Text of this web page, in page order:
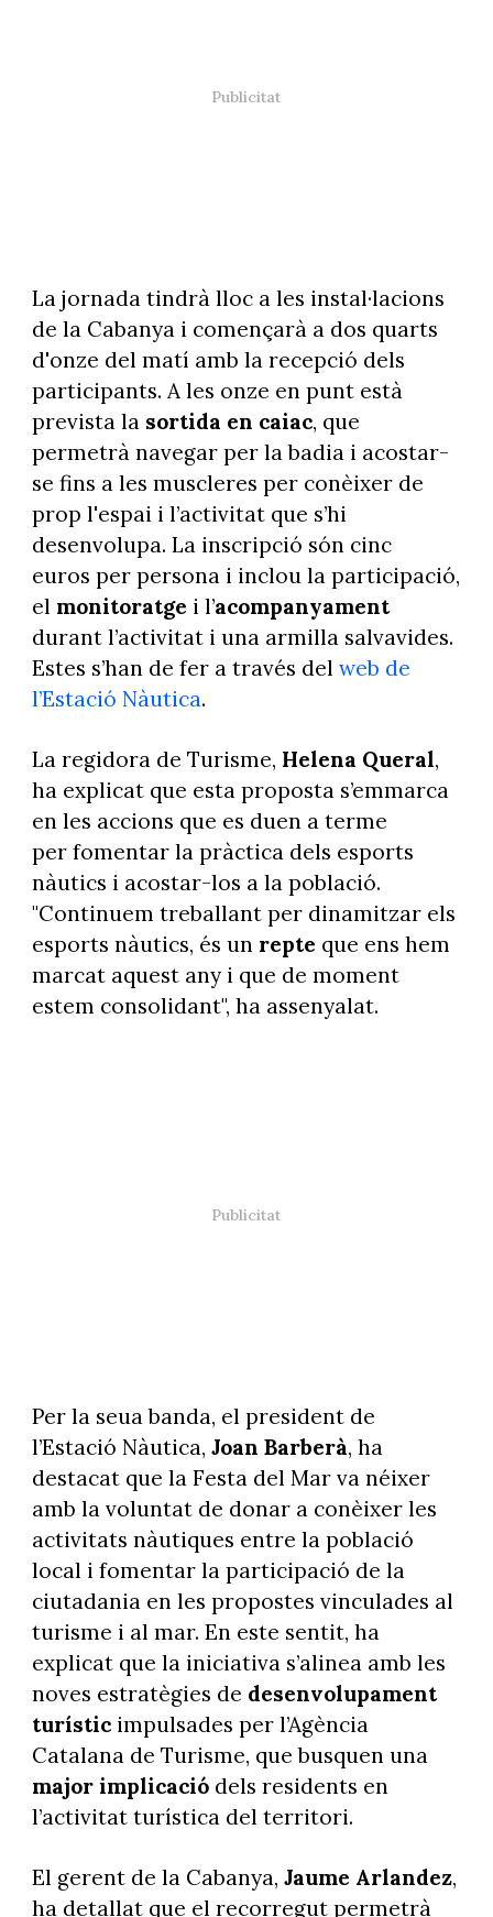
La jornada tindrà lloc a les instal·lacions
de la Cabanya i començarà a dos quarts
d'onze del matí amb la recepció dels
participants. A les onze en punt està
prevista lasortida en caiac, que
permetrà navegar per la badia i acostar-
se fins a les muscleres per conèixer de
prop l'espai i l’activitat que s’hi
desenvolupa. La inscripció són cinc
euros per persona i inclou la participació,
el monitoratge i l’acompanyament
durant l’activitat i una armilla salvavides.
Estes s’han de fer a través del web de
l’Estació Nàutica.
La regidora de Turisme, Helena Queral,
ha explicat que esta proposta s’emmarca
en les accions que es duen a terme
per fomentar la pràctica dels esports
nàutics i acostar-los a la població.
"Continuem treballant per dinamitzar els
esports nàutics, és un repte que ens hem
marcat aquest any i que de moment
estem consolidant", ha assenyalat.
Per la seua banda, el president de
l’Estació Nàutica, Joan Barberà, ha
destacat que la Festa del Mar va néixer
amb la voluntat de donar a conèixer les
activitats nàutiques entre la població
local i fomentar la participació de la
ciutadania en les propostes vinculades al
turisme i al mar. En este sentit, ha
explicat que la iniciativa s’alinea amb les
noves estratègies de desenvolupament
turísticimpulsades per l’Agència
Catalana de Turisme, que busquen una
major implicació dels residents en
l’activitat turística del territori.
El gerent de la Cabanya, Jaume Arlandez,
ha detallat que el recorregut permetrà